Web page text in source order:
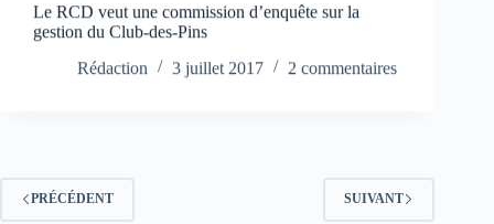
Le RCD veut une commission d’enquête sur la
gestion du Club-des-Pins
Rédaction
3 juillet 2017 2 commentaires
PRÉCÉDENT SUIVANT